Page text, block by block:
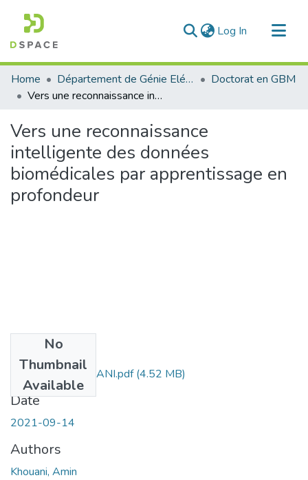
Log In (current)
Communities & Collections
All of DSpace
Home Département de Génie Eléctrique et Electronique
Doctorat en GBM
Vers une reconnaissance intelligente des données biomédicales par apprentissage en profondeur
Vers une reconnaissance
intelligente des données
biomédicales par apprentissage en
profondeur
No
Thumbnail
Available
Doct.GBM. KHOUANI.pdf(4.52 MB)
Date
2021-09-14
Authors
Khouani, Amin